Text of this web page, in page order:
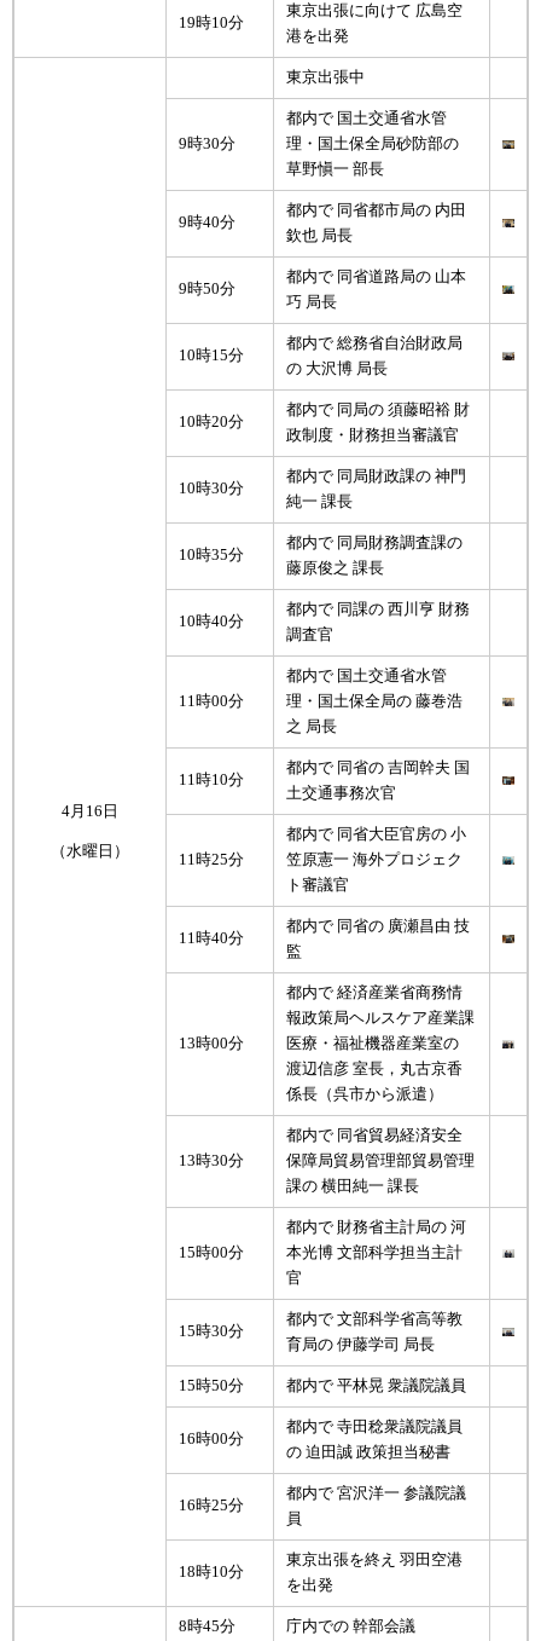
19時10分
東京出張に向けて 広島空
港を出発
4月16日
（水曜日）
東京出張中
9時30分
都内で 国土交通省水管
理・国土保全局砂防部の
草野愼一 部長
9時40分
都内で 同省都市局の 内田
欽也 局長
9時50分
都内で 同省道路局の 山本
巧 局長
10時15分
都内で 総務省自治財政局
の 大沢博 局長
10時20分
都内で 同局の 須藤昭裕 財
政制度・財務担当審議官
10時30分
都内で 同局財政課の 神門
純一 課長
10時35分
都内で 同局財務調査課の
藤原俊之 課長
10時40分
都内で 同課の 西川亨 財務
調査官
11時00分
都内で 国土交通省水管
理・国土保全局の 藤巻浩
之 局長
11時10分
都内で 同省の 吉岡幹夫 国
土交通事務次官
11時25分
都内で 同省大臣官房の 小
笠原憲一 海外プロジェク
ト審議官
11時40分
都内で 同省の 廣瀬昌由 技
監
13時00分
都内で 経済産業省商務情
報政策局ヘルスケア産業課
医療・福祉機器産業室の
渡辺信彦 室長，丸古京香
係長（呉市から派遣）
13時30分
都内で 同省貿易経済安全
保障局貿易管理部貿易管理
課の 横田純一 課長
15時00分
都内で 財務省主計局の 河
本光博 文部科学担当主計
官
15時30分
都内で 文部科学省高等教
育局の 伊藤学司 局長
15時50分 都内で 平林晃 衆議院議員
16時00分
都内で 寺田稔衆議院議員
の 迫田誠 政策担当秘書
16時25分
都内で 宮沢洋一 参議院議
員
18時10分
東京出張を終え 羽田空港
を出発
8時45分 庁内での 幹部会議